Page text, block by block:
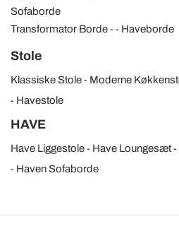
Sofaborde
Transformator Borde
Haveborde
Stole
Klassiske Stole Moderne
Havestole
HAVE
Have Liggestole Have Loungesæt
Haven Sofaborde